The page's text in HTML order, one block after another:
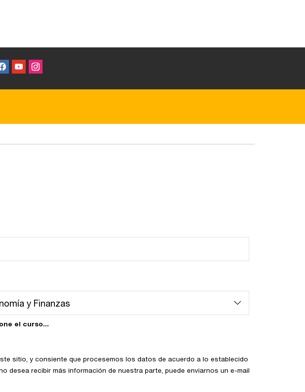
el curso...
sitio, y consiente que procesemos los datos de acuerdo a lo establecido
desea recibir más información de nuestra parte, puede enviarnos un e-mail